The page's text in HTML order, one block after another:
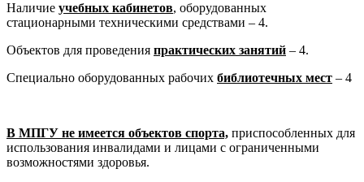
Наличие учебных кабинетов, оборудованных
стационарными техническими средствами – 4.
Объектов для проведения практических занятий – 4.
Специально оборудованных рабочих библиотечных мест – 4
В МПГУ не имеется объектов спорта, приспособленных для
использования инвалидами и лицами с ограниченными
возможностями здоровья.